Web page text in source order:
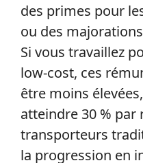
des primes pour
ou des
Si vous travaillez
low-cost, ces
être moins
atteindre 30 % par
transporteurs
la progression en